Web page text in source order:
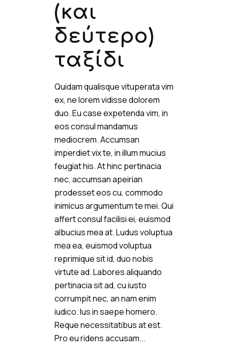
(και
δεύτερο)
ταξίδι
Quidam qualisque vituperata vim
ex, ne lorem vidisse dolorem
duo. Eu case expetenda vim, in
eos consul mandamus
mediocrem. Accumsan
imperdiet vix te, in illum mucius
feugiat his. At hinc pertinacia
nec, accumsan apeirian
prodesset eos cu, commodo
inimicus argumentum te mei. Qui
affert consul facilisi ei, euismod
albucius mea at. Ludus voluptua
mea ea, euismod voluptua
reprimique sit id, duo nobis
virtute ad. Labores aliquando
pertinacia sit ad, cu iusto
corrumpit nec, an nam enim
iudico. Ius in saepe homero.
Reque necessitatibus at est.
Pro eu ridens accusam...